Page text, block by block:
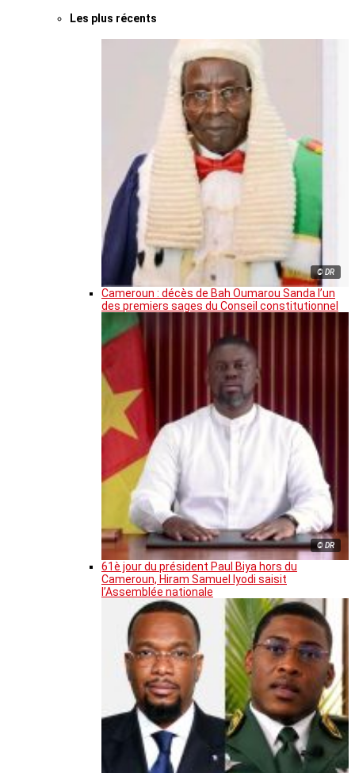
Les plus récents
© DR
Cameroun : décès de Bah Oumarou Sanda l’un
des premiers sages du Conseil constitutionnel
© DR
61è jour du président Paul Biya hors du
Cameroun, Hiram Samuel Iyodi saisit
l’Assemblée nationale